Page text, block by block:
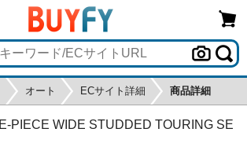
オート ECサイト詳細 商品詳細
PIECE WIDE STUDDED TOURING SE